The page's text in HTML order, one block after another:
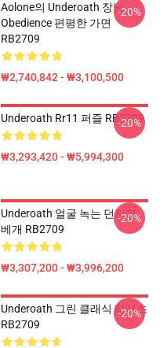
Aolone의 Underoath 장님
Obedience 편평한 가면
RB2709
₩2,740,842 - ₩3,100,500
-20%
Underoath Rr11 퍼즐 RB2709
₩3,293,420 - ₩5,994,300
-20%
Underoath 얼굴 녹는 던지기
베개 RB2709
₩3,307,200 - ₩3,996,200
-20%
Underoath 그린 클래식 티셔츠
RB2709
-20%